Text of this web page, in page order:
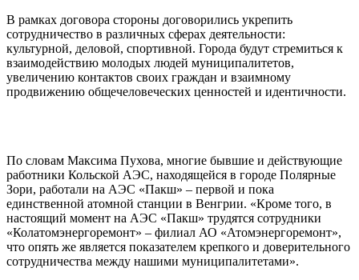
В рамках договора стороны договорились укрепить
сотрудничество в различных сферах деятельности:
культурной, деловой, спортивной. Города будут стремиться к
взаимодействию молодых людей муниципалитетов,
увеличению контактов своих граждан и взаимному
продвижению общечеловеческих ценностей и идентичности.
По словам Максима Пухова, многие бывшие и действующие
работники Кольской АЭС, находящейся в городе Полярные
Зори, работали на АЭС «Пакш» – первой и пока
единственной атомной станции в Венгрии. «Кроме того, в
настоящий момент на АЭС «Пакш» трудятся сотрудники
«Колатомэнергоремонт» – филиал АО «Атомэнергоремонт»,
что опять же является показателем крепкого и доверительного
сотрудничества между нашими муниципалитетами».